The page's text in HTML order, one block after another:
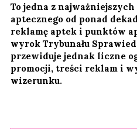
To jedna z
aptecznego od ponad
reklamę aptek i punktów
wyrok Trybunału
przewiduje jednak liczne
promocji, treści reklam i
wizerunku.